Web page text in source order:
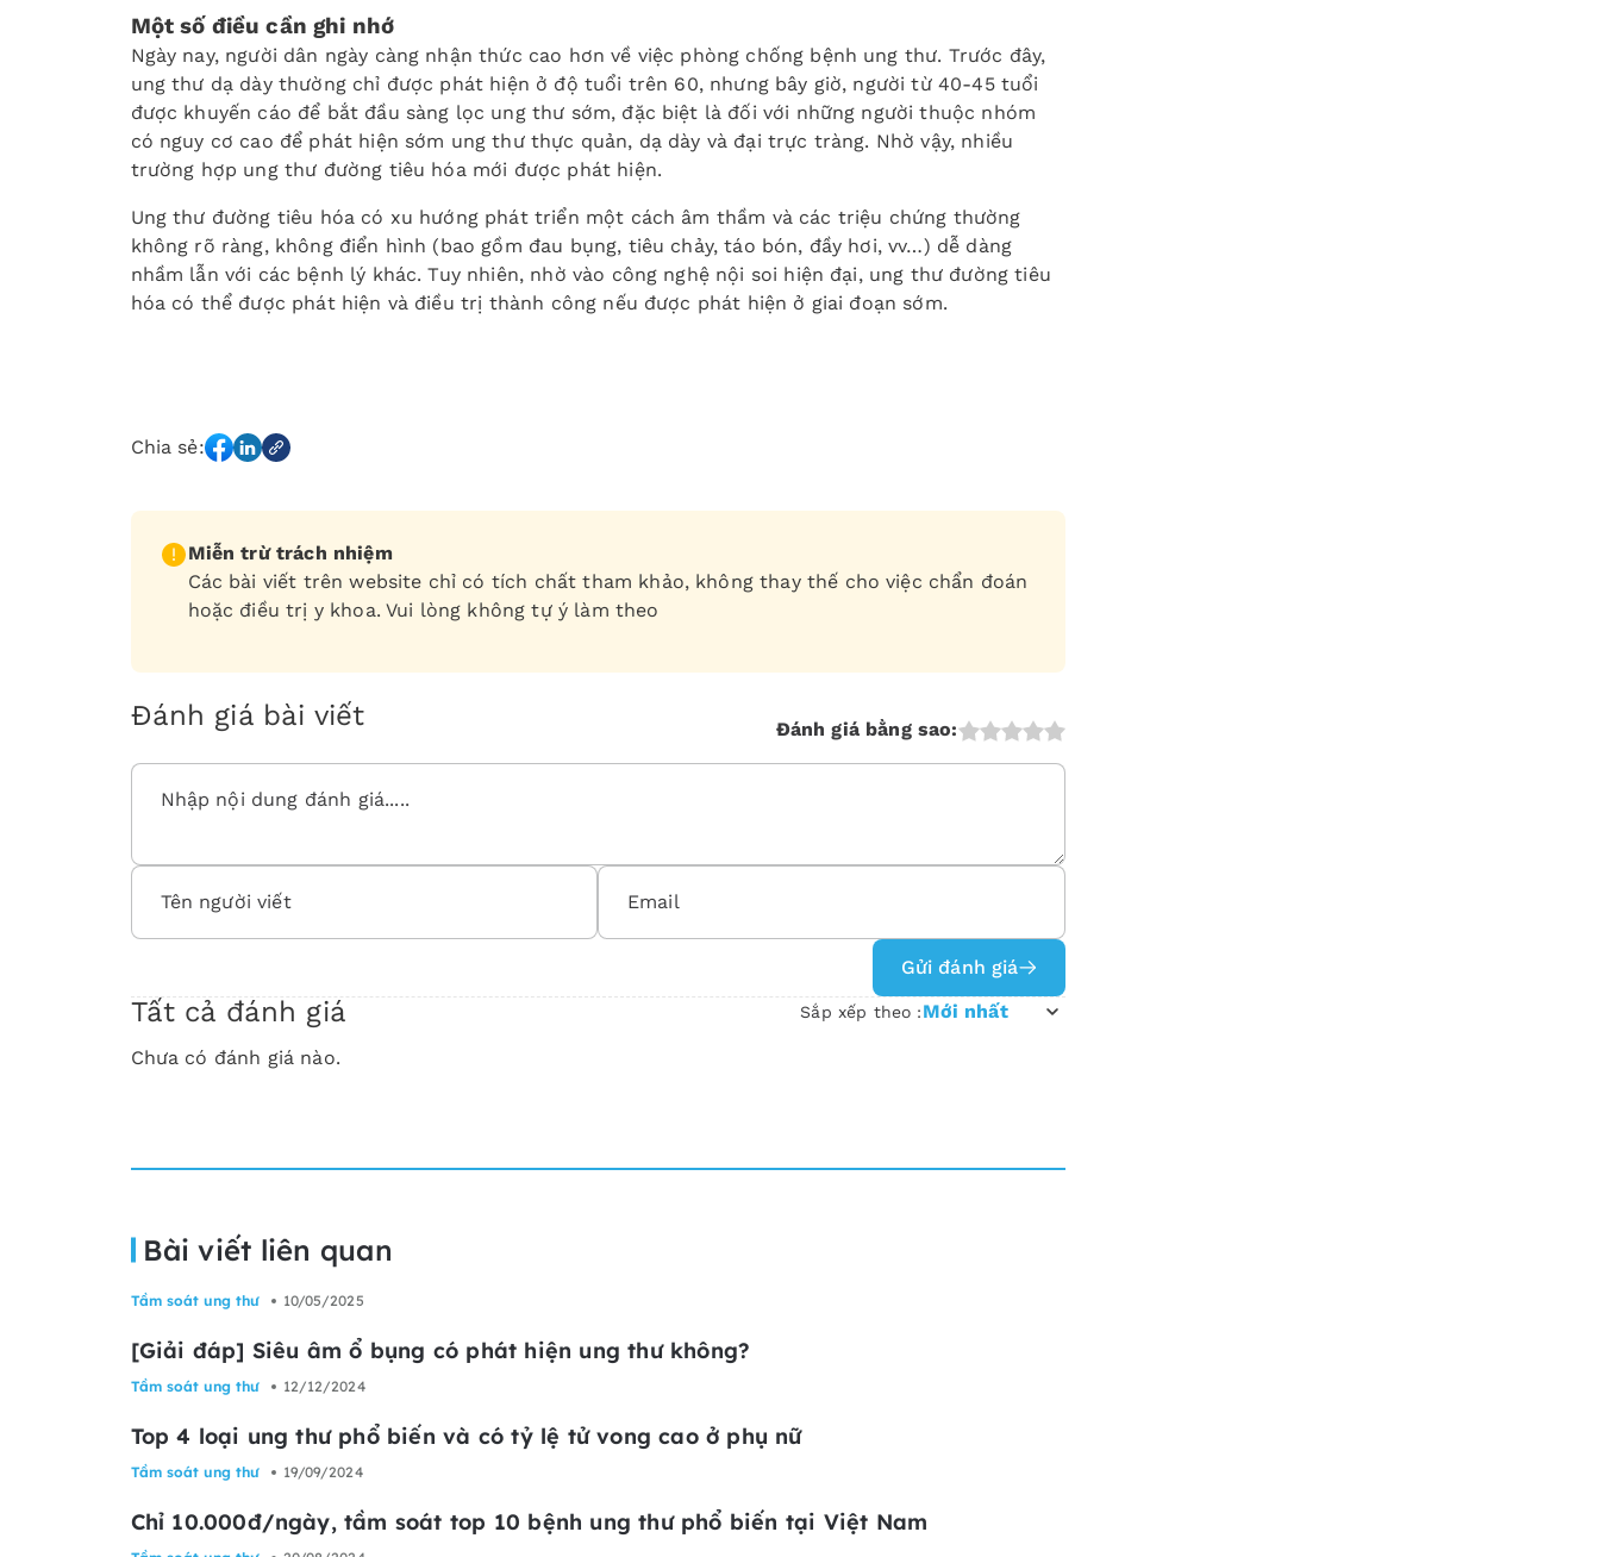
Một số điều cần ghi nhớ
Ngày nay, người dân ngày càng nhận thức cao hơn về việc phòng chống bệnh ung thư. Trước đây,
ung thư dạ dày thường chỉ được phát hiện ở độ tuổi trên 60, nhưng bây giờ, người từ 40-45 tuổi
được khuyến cáo để bắt đầu sàng lọc ung thư sớm, đặc biệt là đối với những người thuộc nhóm
có nguy cơ cao để phát hiện sớm ung thư thực quản, dạ dày và đại trực tràng. Nhờ vậy, nhiều
trường hợp ung thư đường tiêu hóa mới được phát hiện.
Ung thư đường tiêu hóa có xu hướng phát triển một cách âm thầm và các triệu chứng thường
không rõ ràng, không điển hình (bao gồm đau bụng, tiêu chảy, táo bón, đầy hơi, vv…) dễ dàng
nhầm lẫn với các bệnh lý khác. Tuy nhiên, nhờ vào công nghệ nội soi hiện đại, ung thư đường tiêu
hóa có thể được phát hiện và điều trị thành công nếu được phát hiện ở giai đoạn sớm.
Chia sẻ:
Miễn trừ trách nhiệm
Các bài viết trên website chỉ có tích chất tham khảo, không thay thế cho việc chẩn đoán
hoặc điều trị y khoa. Vui lòng không tự ý làm theo
Đánh giá bài viết Đánh giá bằng sao:
Gửi đánh giá
Tất cả đánh giá Sắp xếp theo :Mới nhất
Chưa có đánh giá nào.
Bài viết liên quan
Tầm soát ung thư 10/05/2025
[Giải đáp] Siêu âm ổ bụng có phát hiện ung thư không?
Tầm soát ung thư 12/12/2024
Top 4 loại ung thư phổ biến và có tỷ lệ tử vong cao ở phụ nữ
Tầm soát ung thư 19/09/2024
Chỉ 10.000đ/ngày, tầm soát top 10 bệnh ung thư phổ biến tại Việt Nam